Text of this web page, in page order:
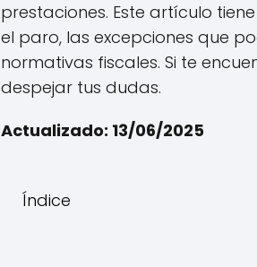
prestaciones. Este artículo
el paro, las excepciones que
normativas fiscales. Si te
despejar tus dudas.
Actualizado: 13/06/2025
Índice